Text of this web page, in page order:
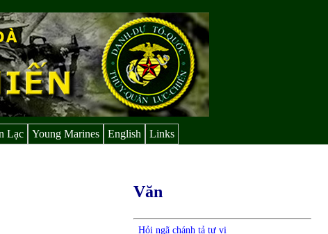
Lạc Young Marines English Links
Văn
Hỏi ngã chánh tả tự vị